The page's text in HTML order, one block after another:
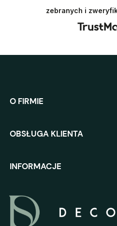
zebranych i
O FIRMIE
OBSŁUGA KLIENTA
INFORMACJE